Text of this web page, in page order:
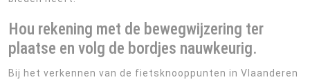
Hou rekening met de bewegwijzering ter
plaatse en volg de bordjes nauwkeurig.
Bij het verkennen van de fietsknooppunten in Vlaanderen